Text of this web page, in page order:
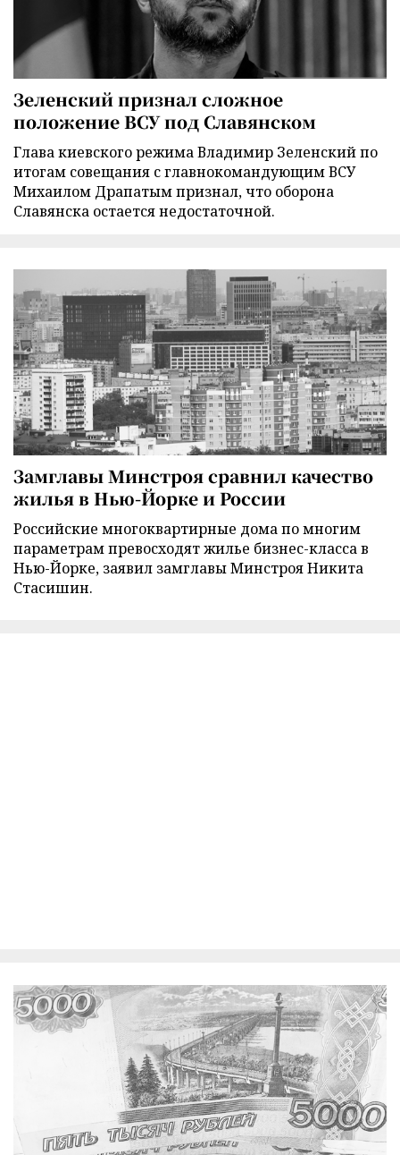
Зеленский признал сложное
положение ВСУ под Славянском
Глава киевского режима Владимир Зеленский по
итогам совещания с главнокомандующим ВСУ
Михаилом Драпатым признал, что оборона
Славянска остается недостаточной.
Замглавы Минстроя сравнил качество
жилья в Нью-Йорке и России
Российские многоквартирные дома по многим
параметрам превосходят жилье бизнес-класса в
Нью-Йорке, заявил замглавы Минстроя Никита
Стасишин.